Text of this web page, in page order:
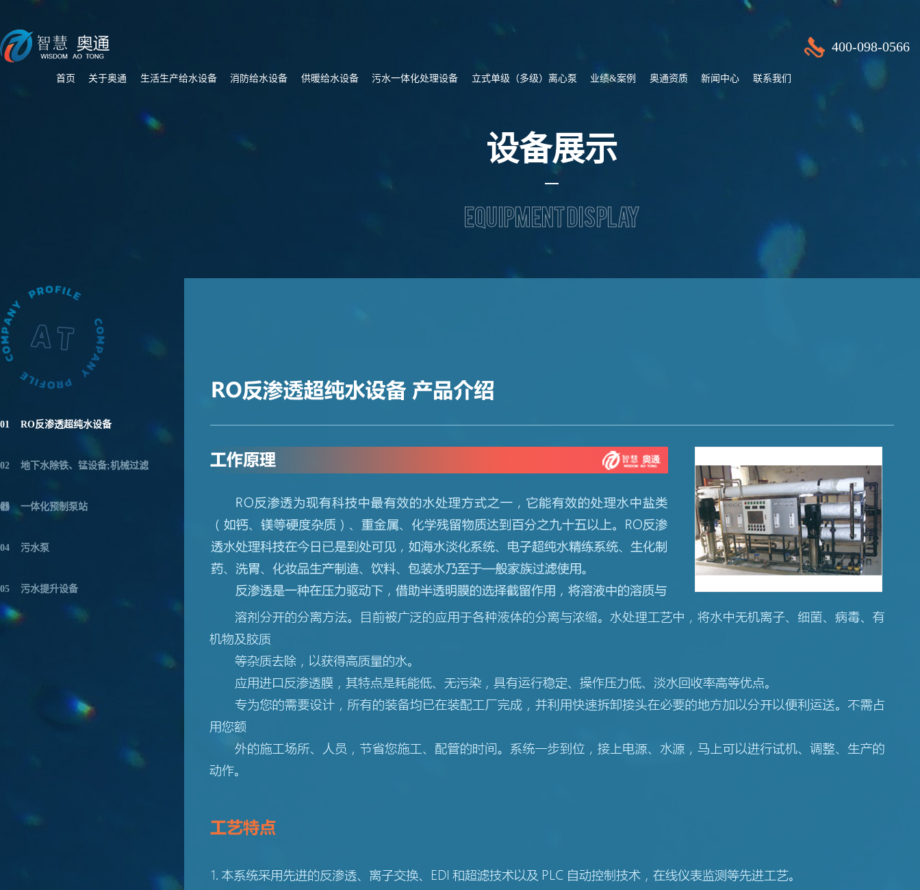
400-098-0566
首页 关于奥通 生活生产给水设备 消防给水设备 供暖给水设备 污水一体化处理设备 立式单级（多级）离心泵 业绩&案例 奥通资质 新闻中心 联系我们
01 RO反渗透超纯水设备
02 地下水除铁、锰设备;机械过滤
器
03 一体化预制泵站
04 污水泵
05 污水提升设备
设备展示
Equipment display